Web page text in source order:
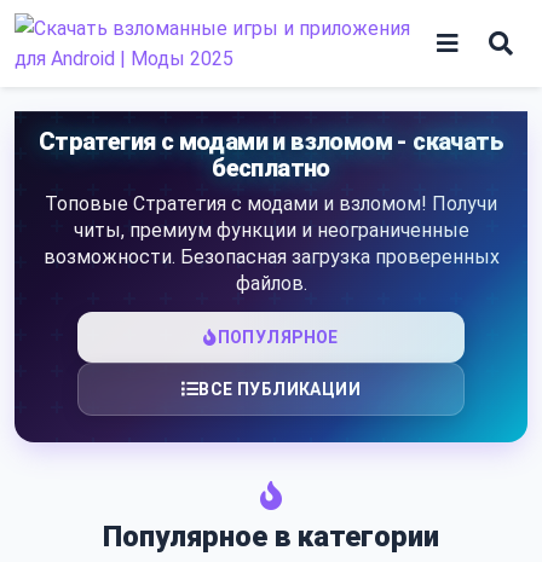
Skip
content
Игры
Стратегия с модами и взломом - скачать
бесплатно
Топовые Стратегия с модами и взломом! Получи
читы, премиум функции и неограниченные
возможности. Безопасная загрузка проверенных
файлов.
ПОПУЛЯРНОЕ
ВСЕ ПУБЛИКАЦИИ
Популярное в категории